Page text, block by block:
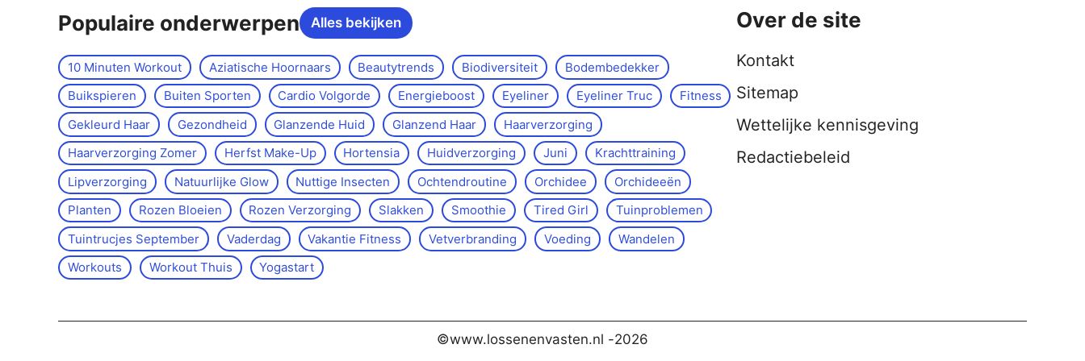
Populaire onderwerpen Alles bekijken
10 Minuten Workout Aziatische Hoornaars Beautytrends Biodiversiteit
Bodembedekker
Buikspieren
Buiten Sporten Cardio Volgorde Energieboost Eyeliner Eyeliner Truc
Fitness
Gekleurd Haar
Gezondheid Glanzende Huid Glanzend Haar
Haarverzorging
Haarverzorging Zomer
Herfst Make-Up Hortensia Huidverzorging Juni
Krachttraining
Lipverzorging
Natuurlijke Glow Nuttige Insecten Ochtendroutine Orchidee
Orchideeën
Planten
Rozen Bloeien Rozen Verzorging Slakken Smoothie Tired Girl
Tuinproblemen
Tuintrucjes September
Vaderdag Vakantie Fitness Vetverbranding Voeding
Wandelen
Workouts
Workout Thuis Yoga­start
Over de site
Kontakt
Sitemap
Wettelijke kennisgeving
Redactiebeleid
©www.lossenenvasten.nl -2026